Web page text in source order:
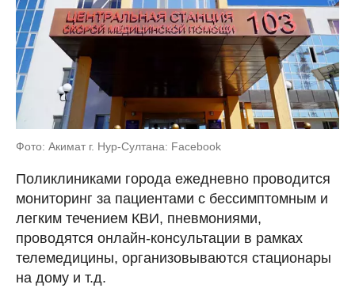
Фото: Акимат г. Нур-Султана: Facebook
Поликлиниками города ежедневно проводится
мониторинг за пациентами с бессимптомным и
легким течением КВИ, пневмониями,
проводятся онлайн-консультации в рамках
телемедицины, организовываются стационары
на дому и т.д.